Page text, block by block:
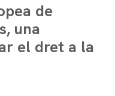
de
una
el dret a la